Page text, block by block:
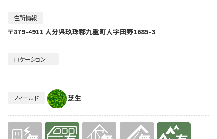
住所情報
〒879-4911 大分県玖珠郡九重町大字田野1685-3
ロケーション
フィールド 芝生
無 有り 有り